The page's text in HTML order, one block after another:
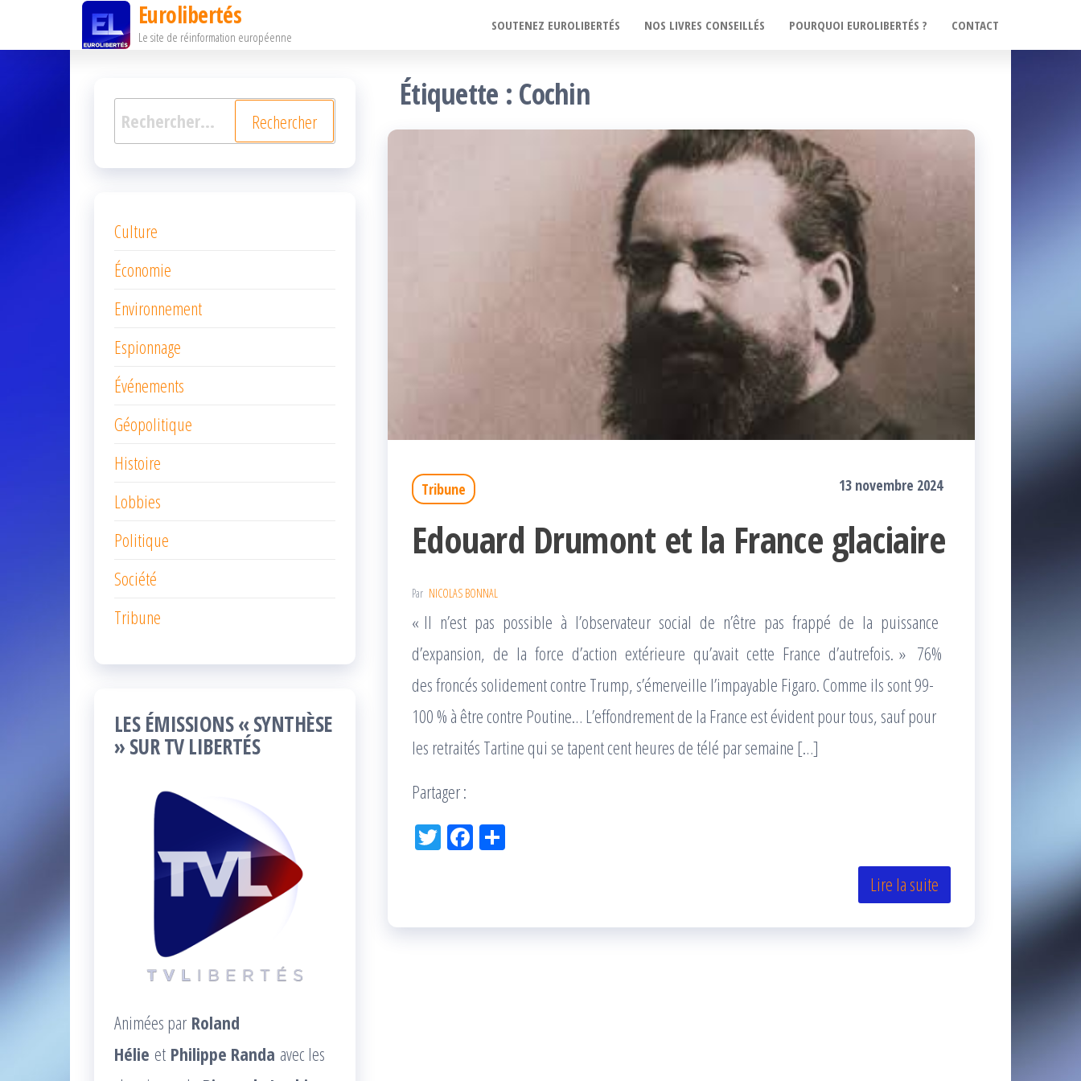
ce
Eurolibertés
Le site de réinformation européenne
SOUTENEZ EUROLIBERTÉS NOS LIVRES CONSEILLÉS POURQUOI EUROLIBERTÉS ? CONTACT
Étiquette : Cochin
Tribune 13 novembre 2024
Edouard Drumont et la France glaciaire
Par NICOLAS BONNAL
« Il n’est pas possible à l’observateur social de n’être pas frappé de la puissance
d’expansion, de la force d’action extérieure qu’avait cette France d’autrefois. » 76%
des froncés solidement contre Trump, s’émerveille l’impayable Figaro. Comme ils sont 99-
100 % à être contre Poutine… L’effondrement de la France est évident pour tous, sauf pour
les retraités Tartine qui se tapent cent heures de télé par semaine […]
Partager :
Tw
itt
Fac
eb
Lire la suite
Rechercher :
Culture
Économie
Environnement
Espionnage
Événements
Géopolitique
Histoire
Lobbies
Politique
Société
Tribune
LES ÉMISSIONS « SYNTHÈSE
» SUR TV LIBERTÉS
Animées par Roland
Hélie et Philippe Randa avec les